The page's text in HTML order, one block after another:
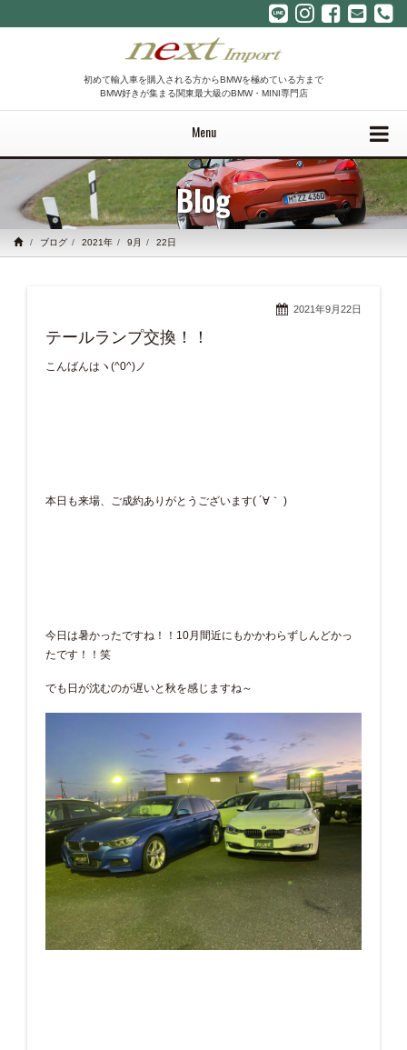
初めて輸入車を購入される方からBMWを極めている方まで
BMW好きが集まる関東最大級のBMW・MINI専門店
Menu
Blog
ブログ 2021年 9月 22日
2021年9月22日
テールランプ交換！！
こんばんはヽ(^0^)ノ
本日も来場、ご成約ありがとうございます( ´∀｀ )
今日は暑かったですね！！10月間近にもかかわらずしんどかっ
たです！！笑
でも日が沈むのが遅いと秋を感じますね～